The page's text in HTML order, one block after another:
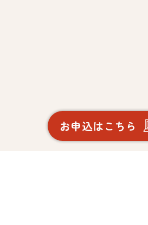
お申込はこちら